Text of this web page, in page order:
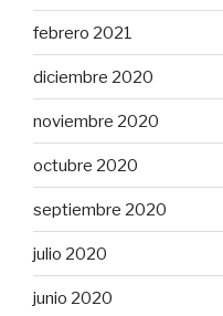
febrero 2021
diciembre 2020
noviembre 2020
octubre 2020
septiembre 2020
julio 2020
junio 2020